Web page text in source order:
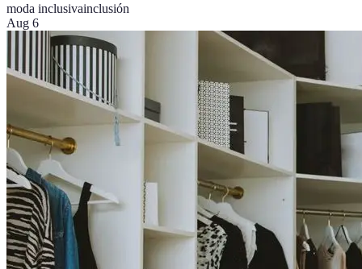
moda inclusivainclusión
Aug 6